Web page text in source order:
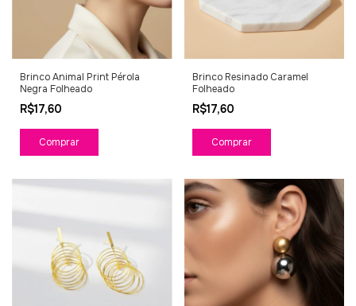
Brinco Animal Print Pérola
Negra Folheado
R$17,60
Brinco Resinado Caramel
Folheado
R$17,60